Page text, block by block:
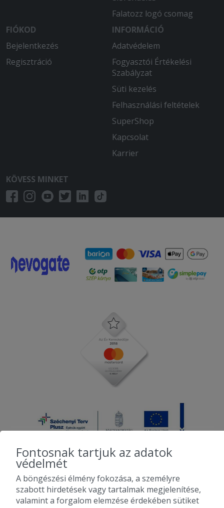
Falatozz logó csomag
FIÓKOD
Bejelentkezés
Regisztráció
INFORMÁCIÓ
Adatvédelem
Fogyasztói Értékelési
Szabályzat
Süti kezelés
Felhasználási feltételek
SuperShop
Kapcsolat
Karrier
KÖVESS MINKET
2010-2026 Copyright - Falatozz.hu - Diston-line Kft.
Pizza, gyros, hamburger, menük kedvező áron, egy helyen az összes
Fontosnak tartjuk az adatok
védelmét
A böngészési élmény fokozása, a személyre
szabott hirdetések vagy tartalmak megjelenítése,
valamint a forgalom elemzése érdekében sütiket